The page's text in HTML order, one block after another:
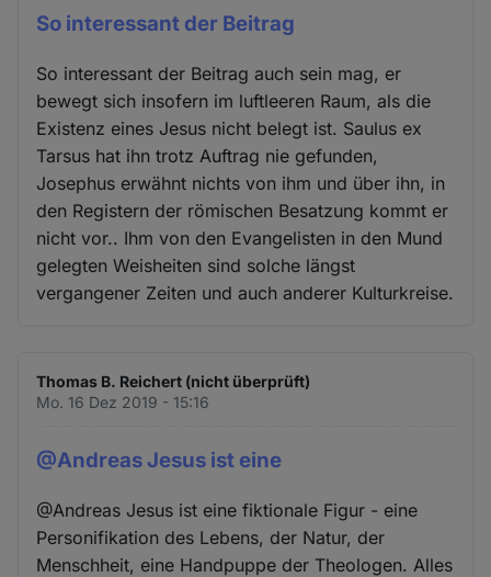
So interessant der Beitrag
So interessant der Beitrag auch sein mag, er
bewegt sich insofern im luftleeren Raum, als die
Existenz eines Jesus nicht belegt ist. Saulus ex
Tarsus hat ihn trotz Auftrag nie gefunden,
Josephus erwähnt nichts von ihm und über ihn, in
den Registern der römischen Besatzung kommt er
nicht vor.. Ihm von den Evangelisten in den Mund
gelegten Weisheiten sind solche längst
vergangener Zeiten und auch anderer Kulturkreise.
Thomas B. Reichert (nicht überprüft)
Mo. 16 Dez 2019 - 15:16
@Andreas Jesus ist eine
@Andreas Jesus ist eine fiktionale Figur - eine
Personifikation des Lebens, der Natur, der
Menschheit, eine Handpuppe der Theologen. Alles